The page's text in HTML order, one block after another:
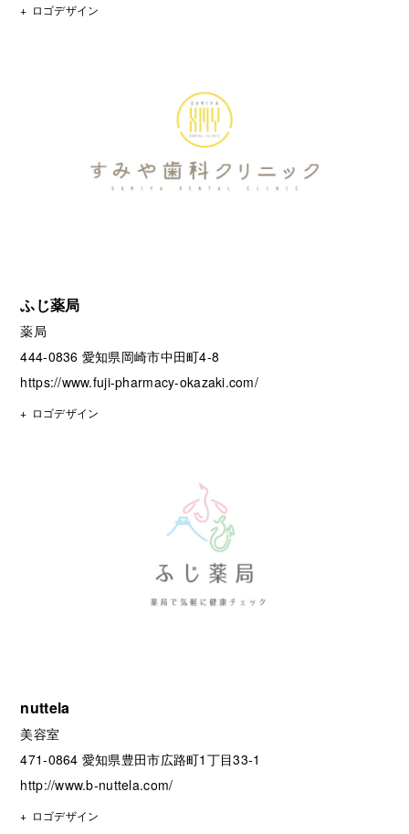
ロゴデザイン
ふじ薬局
薬局
444-0836 愛知県岡崎市中田町4-8
https://www.fuji-pharmacy-okazaki.com/
ロゴデザイン
nuttela
美容室
471-0864 愛知県豊田市広路町1丁目33-1
http://www.b-nuttela.com/
ロゴデザイン